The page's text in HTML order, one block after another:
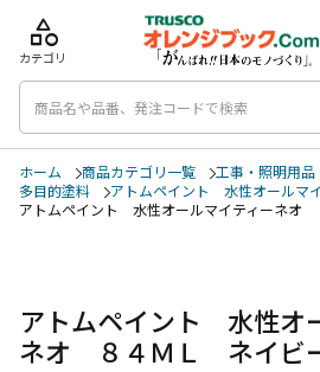
category
カテゴリ
ホーム 商品カテゴリ一覧 工事・照明用品
多目的塗料
アトムペイント 水性オールマ
アトムペイント 水性オールマイティーネ
アトムペイント 水性オ
ネオ ８４ＭＬ ネイビ